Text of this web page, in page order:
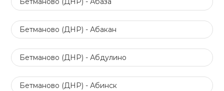
Бетманово (ДНР) - Абакан
Бетманово (ДНР) - Абдулино
Бетманово (ДНР) - Абинск